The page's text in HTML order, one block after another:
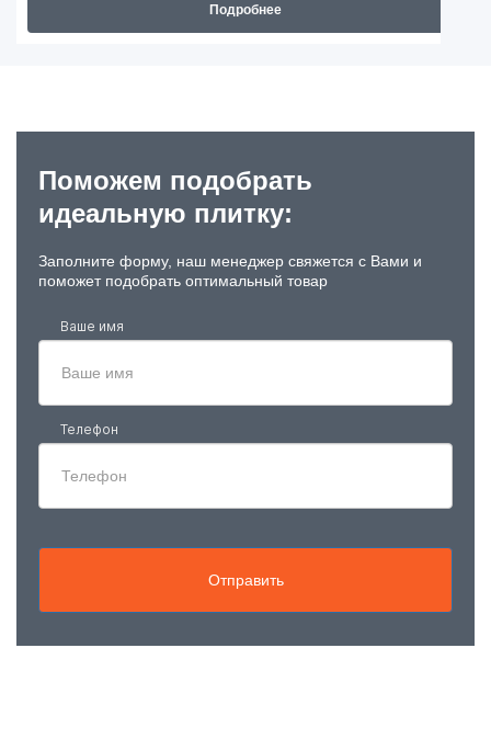
Подробнее
Поможем подобрать
идеальную плитку:
Заполните форму, наш менеджер свяжется с Вами и
поможет подобрать оптимальный товар
Ваше имя
Телефон
Отправить